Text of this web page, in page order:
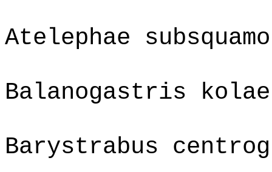
Atelephae
Balanogastris kolae
Barystrabus